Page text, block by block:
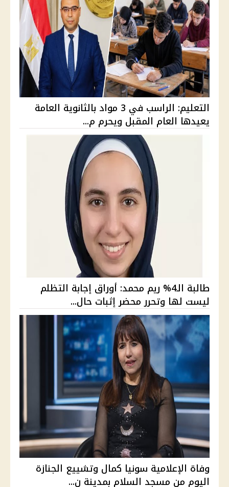
التعليم: الراسب في 3 مواد بالثانوية العامة
يعيدها العام المقبل ويحرم م...
طالبة الـ4% ريم محمد: أوراق إجابة التظلم
ليست لها وتحرر محضر إثبات حال...
وفاة الإعلامية سونيا كمال وتشييع الجنازة
اليوم من مسجد السلام بمدينة ن...